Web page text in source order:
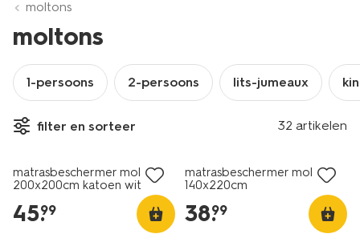
moltons
moltons
1-persoons 2-persoons lits-jumeaux
filter en sorteer 32 artikelen
matrasbeschermer molton
200x200cm katoen wit
45.
99
matrasbeschermer molton
140x220cm
38.
99